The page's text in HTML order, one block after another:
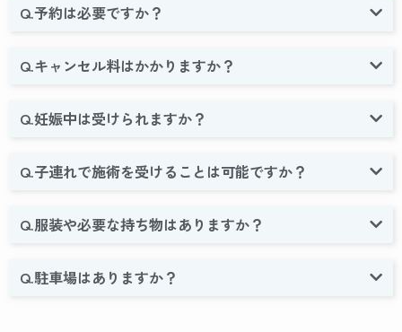
Q.予約は必要ですか？
Q.キャンセル料はかかりますか？
Q.妊娠中は受けられますか？
Q.子連れで施術を受けることは可能ですか？
Q.服装や必要な持ち物はありますか？
Q.駐車場はありますか？